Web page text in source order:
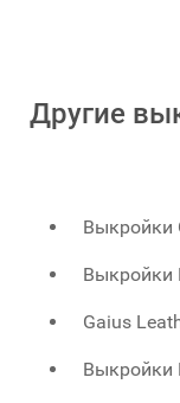
Другие
Выкройки
Выкройки
Gaius
Выкройки